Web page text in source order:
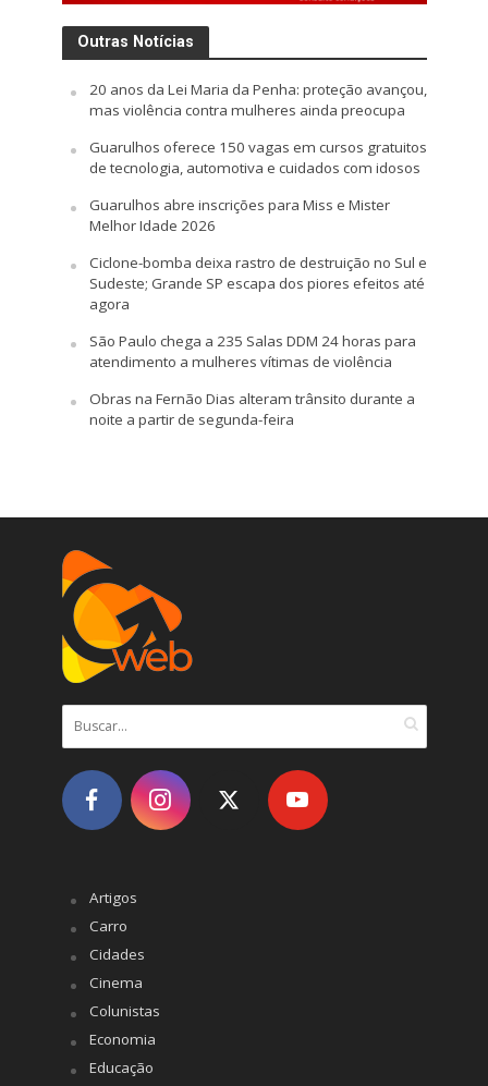
Outras Notícias
20 anos da Lei Maria da Penha: proteção avançou,
mas violência contra mulheres ainda preocupa
Guarulhos oferece 150 vagas em cursos gratuitos
de tecnologia, automotiva e cuidados com idosos
Guarulhos abre inscrições para Miss e Mister
Melhor Idade 2026
Ciclone-bomba deixa rastro de destruição no Sul e
Sudeste; Grande SP escapa dos piores efeitos até
agora
São Paulo chega a 235 Salas DDM 24 horas para
atendimento a mulheres vítimas de violência
Obras na Fernão Dias alteram trânsito durante a
noite a partir de segunda-feira
Artigos
Carro
Cidades
Cinema
Colunistas
Economia
Educação